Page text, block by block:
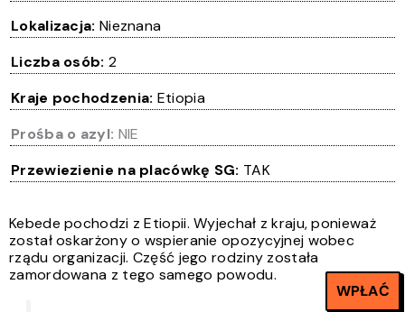
Lokalizacja: Nieznana
Liczba osób: 2
Kraje pochodzenia: Etiopia
Prośba o azyl: NIE
Przewiezienie na placówkę SG: TAK
Kebede pochodzi z Etiopii. Wyjechał z kraju, ponieważ
został oskarżony o wspieranie opozycyjnej wobec
rządu organizacji. Część jego rodziny została
zamordowana z tego samego powodu.
WPŁAĆ